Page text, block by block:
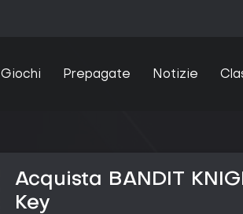
Giochi Prepagate Notizie
Acquista BANDIT
Key